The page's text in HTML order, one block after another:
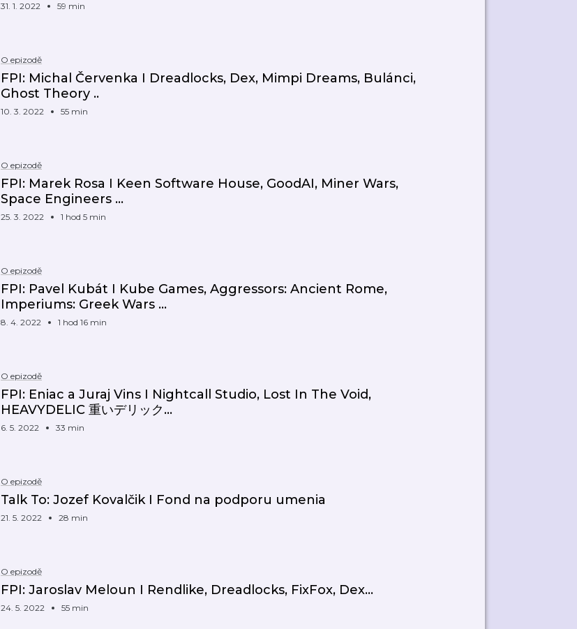
31. 1. 2022 59 min
O epizodě
FPI: Michal Červenka I Dreadlocks, Dex, Mimpi Dreams, Bulánci,
Ghost Theory ..
10. 3. 2022 55 min
O epizodě
FPI: Marek Rosa I Keen Software House, GoodAI, Miner Wars,
Space Engineers ...
25. 3. 2022 1 hod 5 min
O epizodě
FPI: Pavel Kubát I Kube Games, Aggressors: Ancient Rome,
Imperiums: Greek Wars …
8. 4. 2022 1 hod 16 min
O epizodě
FPI: Eniac a Juraj Vins I Nightcall Studio, Lost In The Void,
HEAVYDELIC 重いデリック...
6. 5. 2022 33 min
O epizodě
Talk To: Jozef Kovalčik I Fond na podporu umenia
21. 5. 2022 28 min
O epizodě
FPI: Jaroslav Meloun I Rendlike, Dreadlocks, FixFox, Dex...
24. 5. 2022 55 min